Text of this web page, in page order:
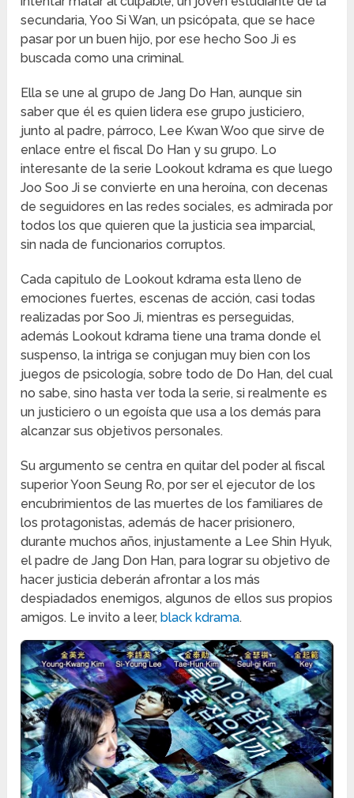
secundaria, Yoo Si Wan, un psicópata, que se hace
pasar por un buen hijo, por ese hecho Soo Ji es
buscada como una criminal.
Ella se une al grupo de Jang Do Han, aunque sin
saber que él es quien lidera ese grupo justiciero,
junto al padre, párroco, Lee Kwan Woo que sirve de
enlace entre el fiscal Do Han y su grupo. Lo
interesante de la serie Lookout kdrama es que luego
Joo Soo Ji se convierte en una heroína, con decenas
de seguidores en las redes sociales, es admirada por
todos los que quieren que la justicia sea imparcial,
sin nada de funcionarios corruptos.
Cada capitulo de Lookout kdrama esta lleno de
emociones fuertes, escenas de acción, casi todas
realizadas por Soo Ji, mientras es perseguidas,
además Lookout kdrama tiene una trama donde el
suspenso, la intriga se conjugan muy bien con los
juegos de psicología, sobre todo de Do Han, del cual
no sabe, sino hasta ver toda la serie, si realmente es
un justiciero o un egoísta que usa a los demás para
alcanzar sus objetivos personales.
Su argumento se centra en quitar del poder al fiscal
superior Yoon Seung Ro, por ser el ejecutor de los
encubrimientos de las muertes de los familiares de
los protagonistas, además de hacer prisionero,
durante muchos años, injustamente a Lee Shin Hyuk,
el padre de Jang Don Han, para lograr su objetivo de
hacer justicia deberán afrontar a los más
despiadados enemigos, algunos de ellos sus propios
amigos. Le invito a leer,black kdrama.